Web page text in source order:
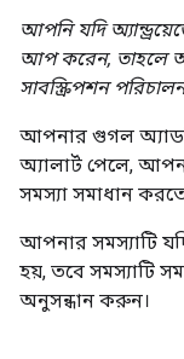
আপনি যদি
আপ করেন, তাহলে
সাবস্ক্রিপশন
আপনার গুগল
অ্যালার্ট পেলে,
সমস্যা সমাধান
আপনার সমস্যাটি
হয়, তবে সমস্যাটি
অনুসন্ধান করুন।